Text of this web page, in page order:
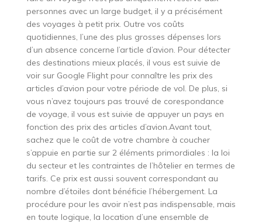
personnes avec un large budget, il y a précisément
des voyages à petit prix. Outre vos coûts
quotidiennes, l’une des plus grosses dépenses lors
d’un absence concerne l’article d’avion. Pour détecter
des destinations mieux placés, il vous est suivie de
voir sur Google Flight pour connaître les prix des
articles d’avion pour votre période de vol. De plus, si
vous n’avez toujours pas trouvé de corespondance
de voyage, il vous est suivie de appuyer un pays en
fonction des prix des articles d’avion.Avant tout,
sachez que le coût de votre chambre à coucher
s’appuie en partie sur 2 éléments primordiales : la loi
du secteur et les contraintes de l’hôtelier en termes de
tarifs. Ce prix est aussi souvent correspondant au
nombre d’étoiles dont bénéficie l’hébergement. La
procédure pour les avoir n’est pas indispensable, mais
en toute logique, la location d’une ensemble de